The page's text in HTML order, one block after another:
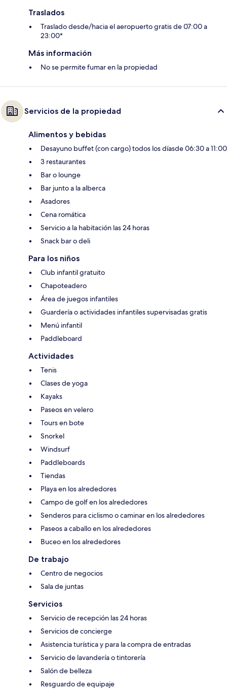
Traslados
Traslado desde/hacia el aeropuerto gratis de 07:00 a
23:00*
Más información
No se permite fumar en la propiedad
Servicios de la propiedad
Alimentos y bebidas
Desayuno buffet (con cargo) todos los díasde 06:30 a 11:00
3 restaurantes
Bar o lounge
Bar junto a la alberca
Asadores
Cena romática
Servicio a la habitación las 24 horas
Snack bar o deli
Para los niños
Club infantil gratuito
Chapoteadero
Área de juegos infantiles
Guardería o actividades infantiles supervisadas gratis
Menú infantil
Paddleboard
Actividades
Tenis
Clases de yoga
Kayaks
Paseos en velero
Tours en bote
Snorkel
Windsurf
Paddleboards
Tiendas
Playa en los alrededores
Campo de golf en los alrededores
Senderos para ciclismo o caminar en los alrededores
Paseos a caballo en los alrededores
Buceo en los alrededores
De trabajo
Centro de negocios
Sala de juntas
Servicios
Servicio de recepción las 24 horas
Servicios de concierge
Asistencia turística y para la compra de entradas
Servicio de lavandería o tintorería
Salón de belleza
Resguardo de equipaje